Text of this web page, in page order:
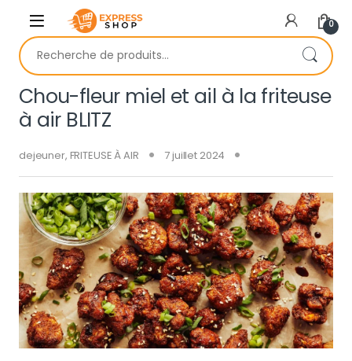
Skip to navigation
Skip to content
0
Recherche pour :
Chou-fleur miel et ail à la friteuse
à air BLITZ
dejeuner, FRITEUSE À AIR 7 juillet 2024